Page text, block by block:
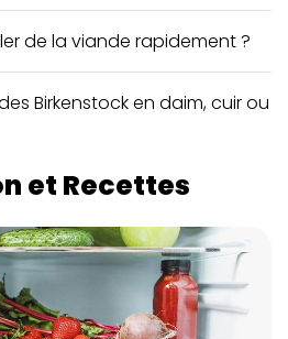
de la viande rapidement ?
Birkenstock en daim, cuir ou
et Recettes